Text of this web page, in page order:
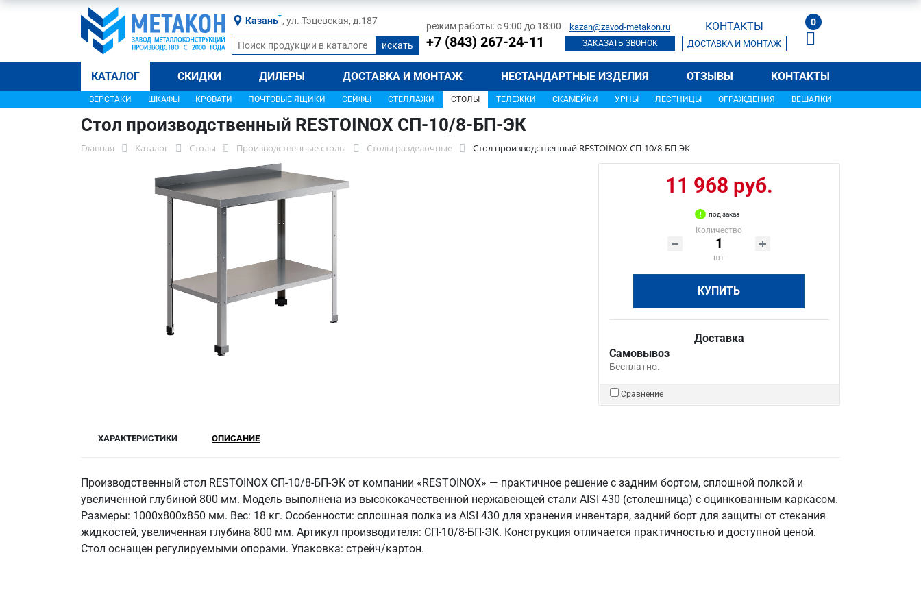
Казань , ул. Тэцевская, д.187 режим работы: с 9:00 до 18:00
+7 (843) 267-24-11
kazan@zavod-metakon.ru
ЗАКАЗАТЬ ЗВОНОК
КОНТАКТЫ
ДОСТАВКА И МОНТАЖ
0
КАТАЛОГ СКИДКИ ДИЛЕРЫ ДОСТАВКА И МОНТАЖ НЕСТАНДАРТНЫЕ ИЗДЕЛИЯ ОТЗЫВЫ КОНТАКТЫ
ВЕРСТАКИ ШКАФЫ КРОВАТИ ПОЧТОВЫЕ ЯЩИКИ СЕЙФЫ СТЕЛЛАЖИ СТОЛЫ ТЕЛЕЖКИ СКАМЕЙКИ УРНЫ ЛЕСТНИЦЫ ОГРАЖДЕНИЯ ВЕШАЛКИ
Стол производственный RESTOINOX СП-10/8-БП-ЭК
Главная Каталог Столы Производственные столы Столы разделочные Стол производственный RESTOINOX СП-10/8-БП-ЭК
11 968 руб.
под заказ
Количество
шт
КУПИТЬ
Доставка
Самовывоз
Бесплатно.
Сравнение
ХАРАКТЕРИСТИКИ ОПИСАНИЕ
Производственный стол RESTOINOX СП-10/8-БП-ЭК от компании «RESTOINOX» — практичное решение с задним бортом, сплошной полкой и
увеличенной глубиной 800 мм. Модель выполнена из высококачественной нержавеющей стали AISI 430 (столешница) с оцинкованным каркасом.
Размеры: 1000x800x850 мм. Вес: 18 кг. Особенности: сплошная полка из AISI 430 для хранения инвентаря, задний борт для защиты от стекания
жидкостей, увеличенная глубина 800 мм. Артикул производителя: СП-10/8-БП-ЭК. Конструкция отличается практичностью и доступной ценой.
Стол оснащен регулируемыми опорами. Упаковка: стрейч/картон.